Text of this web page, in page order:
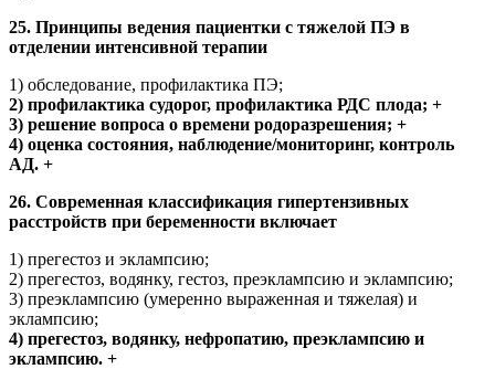
25. Принципы ведения пациентки с тяжелой ПЭ в
отделении интенсивной терапии
1) обследование, профилактика ПЭ;
2) профилактика судорог, профилактика РДС плода; +
3) решение вопроса о времени родоразрешения; +
4) оценка состояния, наблюдение/мониторинг, контроль
АД. +
26. Современная классификация гипертензивных
расстройств при беременности включает
1) прегестоз и эклампсию;
2) прегестоз, водянку, гестоз, преэклампсию и эклампсию;
3) преэклампсию (умеренно выраженная и тяжелая) и
эклампсию;
4) прегестоз, водянку, нефропатию, преэклампсию и
эклампсию. +